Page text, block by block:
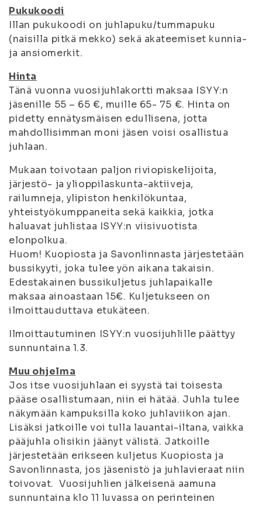
Pukukoodi
Illan pukukoodi on juhlapuku/tummapuku
(naisilla pitkä mekko) sekä akateemiset kunnia-
ja ansiomerkit.
Hinta
Tänä vuonna vuosijuhlakortti maksaa ISYY:n
jäsenille 55 – 65 €, muille 65- 75 €. Hinta on
pidetty ennätysmäisen edullisena, jotta
mahdollisimman moni jäsen voisi osallistua
juhlaan.
Mukaan toivotaan paljon riviopiskelijoita,
järjestö- ja ylioppilaskunta-aktiiveja,
railumneja, ylipiston henkilökuntaa,
yhteistyökumppaneita sekä kaikkia, jotka
haluavat juhlistaa ISYY:n viisivuotista
elonpolkua.
Huom! Kuopiosta ja Savonlinnasta järjestetään
bussikyyti, joka tulee yön aikana takaisin.
Edestakainen bussikuljetus juhlapaikalle
maksaa ainoastaan 15€. Kuljetukseen on
ilmoittauduttava etukäteen.
Ilmoittautuminen ISYY:n vuosijuhlille päättyy
sunnuntaina 1.3.
Muu ohjelma
Jos itse vuosijuhlaan ei syystä tai toisesta
pääse osallistumaan, niin ei hätää. Juhla tulee
näkymään kampuksilla koko juhlaviikon ajan.
Lisäksi jatkoille voi tulla lauantai-iltana, vaikka
pääjuhla olisikin jäänyt välistä. Jatkoille
järjestetään erikseen kuljetus Kuopiosta ja
Savonlinnasta, jos jäsenistö ja juhlavieraat niin
toivovat. Vuosijuhlien jälkeisenä aamuna
sunnuntaina klo 11 luvassa on perinteinen